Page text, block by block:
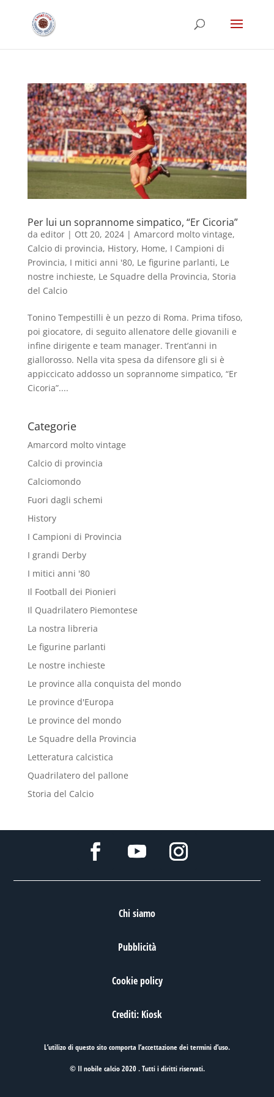
Per lui un soprannome simpatico, “Er Cicoria”
da editor| Ott 20, 2024| Amarcord molto vintage,
Calcio di provincia, History, Home, I Campioni di
Provincia, I mitici anni '80, Le figurine parlanti, Le
nostre inchieste, Le Squadre della Provincia, Storia
del Calcio
Tonino Tempestilli è un pezzo di Roma. Prima tifoso,
poi giocatore, di seguito allenatore delle giovanili e
infine dirigente e team manager. Trent’anni in
giallorosso. Nella vita spesa da difensore gli si è
appiccicato addosso un soprannome simpatico, “Er
Cicoria”....
Categorie
Amarcord molto vintage
Calcio di provincia
Calciomondo
Fuori dagli schemi
History
I Campioni di Provincia
I grandi Derby
I mitici anni '80
Il Football dei Pionieri
Il Quadrilatero Piemontese
La nostra libreria
Le figurine parlanti
Le nostre inchieste
Le province alla conquista del mondo
Le province d'Europa
Le province del mondo
Le Squadre della Provincia
Letteratura calcistica
Quadrilatero del pallone
Storia del Calcio
Chi siamo
Pubblicità
Cookie policy
Crediti: Kiosk
L’utilizo di questo sito comporta l’accettazione deitermini d’uso.
© Il nobile calcio 2020 . Tutti i diritti riservati.